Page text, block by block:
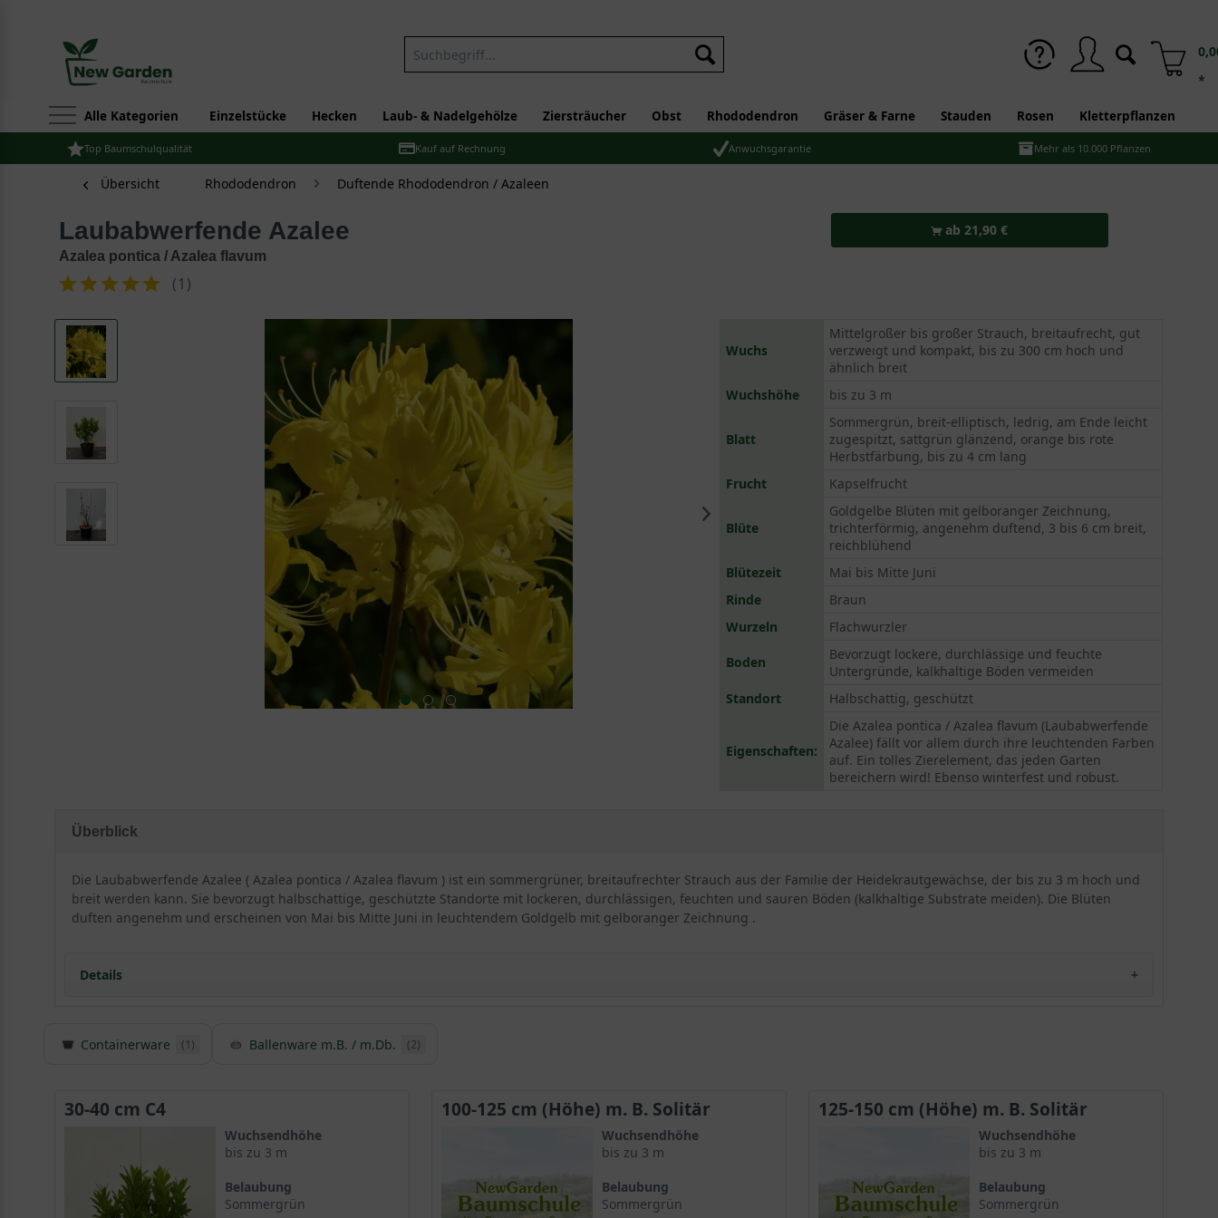
*
Alle Kategorien Einzelstücke Hecken Laub- & Nadelgehölze Ziersträucher Obst Rhododendron Gräser & Farne Stauden Rosen Kletterpflanzen
Top Baumschulqualität Kauf auf Rechnung Anwuchsgarantie Mehr als 10.000 Pflanzen
Übersicht Rhododendron Duftende Rhododendron / Azaleen
Laubabwerfende Azalee
Azalea pontica / Azalea flavum
(1 )
ab 21,90 €
Wuchs
Mittelgroßer bis großer Strauch, breitaufrecht, gut
verzweigt und kompakt, bis zu 300 cm hoch und
ähnlich breit
Wuchshöhe
bis zu 3 m
Blatt
Sommergrün, breit-elliptisch, ledrig, am Ende leicht
zugespitzt, sattgrün glänzend, orange bis rote
Herbstfärbung, bis zu 4 cm lang
Frucht
Kapselfrucht
Blüte
Goldgelbe Blüten mit gelboranger Zeichnung,
trichterförmig, angenehm duftend, 3 bis 6 cm breit,
reichblühend
Blütezeit
Mai bis Mitte Juni
Rinde
Braun
Wurzeln
Flachwurzler
Boden
Bevorzugt lockere, durchlässige und feuchte
Untergründe, kalkhaltige Böden vermeiden
Standort
Halbschattig, geschützt
Eigenschaften:
Die Azalea pontica / Azalea flavum (Laubabwerfende
Azalee) fällt vor allem durch ihre leuchtenden Farben
auf. Ein tolles Zierelement, das jeden Garten
bereichern wird! Ebenso winterfest und robust.
Überblick
Die Laubabwerfende Azalee ( Azalea pontica / Azalea flavum ) ist ein sommergrüner, breitaufrechter Strauch aus der Familie der Heidekrautgewächse, der bis zu 3 m hoch und
breit werden kann. Sie bevorzugt halbschattige, geschützte Standorte mit lockeren, durchlässigen, feuchten und sauren Böden (kalkhaltige Substrate meiden). Die Blüten
duften angenehm und erscheinen von Mai bis Mitte Juni in leuchtendem Goldgelb mit gelboranger Zeichnung .
Details
Besonderheiten und Eigenschaften der Azalea pontica / Azalea flavum / Laubabwerfenden Azalee
Eigenschaften dieser Azaleenart sind vielfältig und machen sie zu einer beliebten Zierpflanze in vielen Gärten.
Wuchshöhe und Wuchsform
Die Azalea pontica kann eine Wuchshöhe von bis zu 3 Metern erreichen und hat eine eher aufrechte Wuchsform. Die Triebe sind verholzt und die Pflanze bildet dichte Büsche
aus.
Containerware (1) Ballenware m.B. / m.Db. (2)
30-40 cm C4
Wuchsendhöhe
bis zu 3 m
Belaubung
Sommergrün
100-125 cm (Höhe) m. B. Solitär
Wuchsendhöhe
bis zu 3 m
Belaubung
Sommergrün
125-150 cm (Höhe) m. B. Solitär
Wuchsendhöhe
bis zu 3 m
Belaubung
Sommergrün